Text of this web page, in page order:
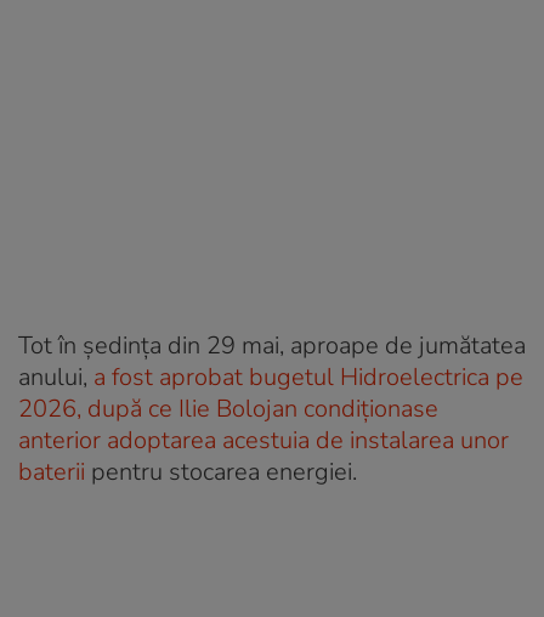
Tot în ședința din 29 mai, aproape de jumătatea
anului, a fost aprobat bugetul Hidroelectrica pe
2026, după ce Ilie Bolojan condiționase
anterior adoptarea acestuia de instalarea unor
baterii pentru stocarea energiei.